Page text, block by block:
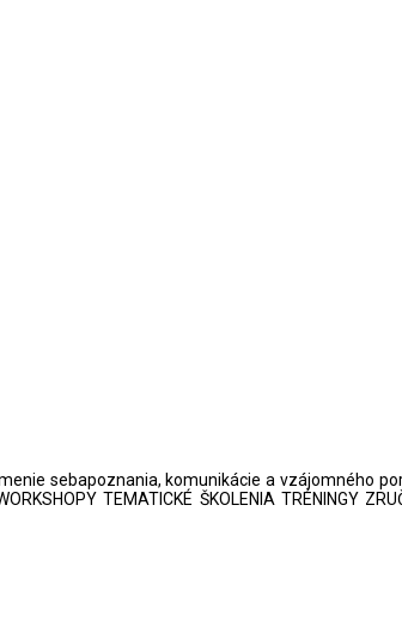
sebapoznania, komunikácie a vzájomného
TEMATICKÉ ŠKOLENIA TRÉNINGY